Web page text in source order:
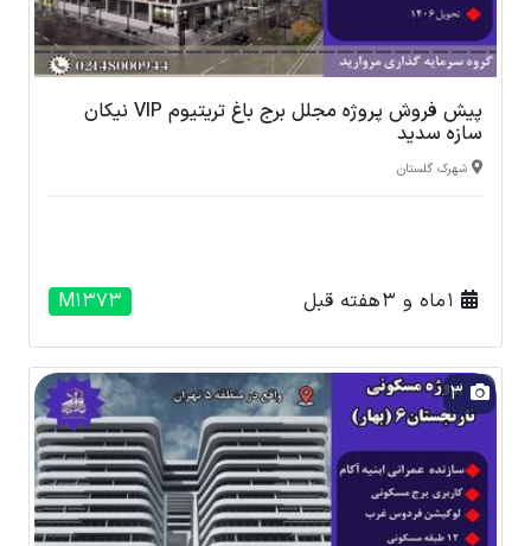
پیش فروش پروژه مجلل برج باغ تریتیوم VIP نیکان
سازه سدید
شهرک گلستان
M1373
3